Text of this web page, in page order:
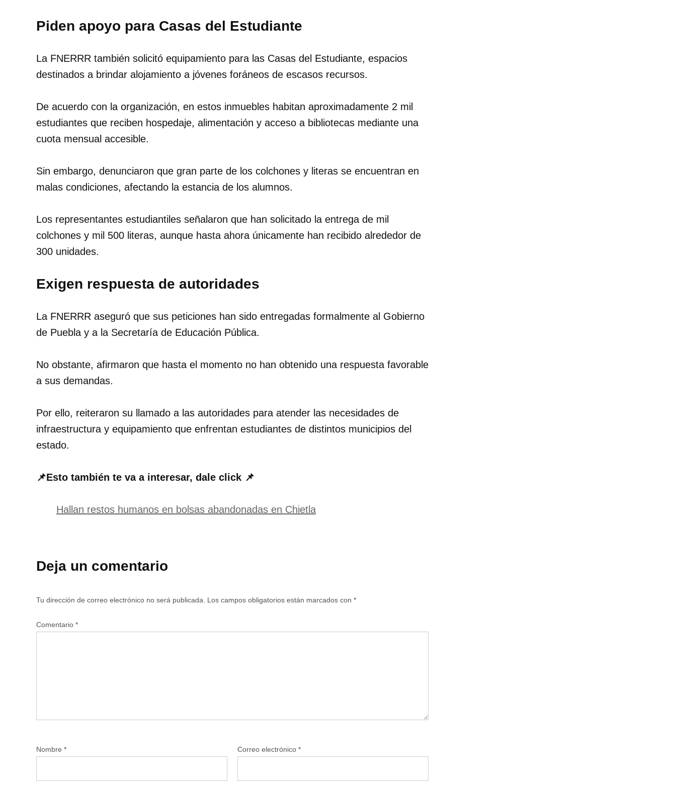
Piden apoyo para Casas del Estudiante
La FNERRR también solicitó equipamiento para las Casas del Estudiante, espacios
destinados a brindar alojamiento a jóvenes foráneos de escasos recursos.
De acuerdo con la organización, en estos inmuebles habitan aproximadamente 2 mil
estudiantes que reciben hospedaje, alimentación y acceso a bibliotecas mediante una
cuota mensual accesible.
Sin embargo, denunciaron que gran parte de los colchones y literas se encuentran en
malas condiciones, afectando la estancia de los alumnos.
Los representantes estudiantiles señalaron que han solicitado la entrega de mil
colchones y mil 500 literas, aunque hasta ahora únicamente han recibido alrededor de
300 unidades.
Exigen respuesta de autoridades
La FNERRR aseguró que sus peticiones han sido entregadas formalmente al Gobierno
de Puebla y a la Secretaría de Educación Pública.
No obstante, afirmaron que hasta el momento no han obtenido una respuesta favorable
a sus demandas.
Por ello, reiteraron su llamado a las autoridades para atender las necesidades de
infraestructura y equipamiento que enfrentan estudiantes de distintos municipios del
estado.
📌Esto también te va a interesar, dale click 📌
Hallan restos humanos en bolsas abandonadas en Chietla
Deja un comentario
Tu dirección de correo electrónico no será publicada. Los campos obligatorios están marcados con *
Comentario *
Nombre * Correo electrónico *